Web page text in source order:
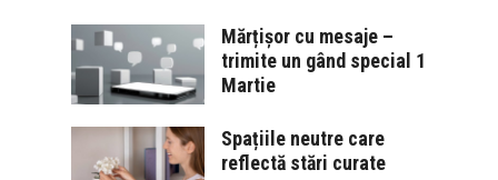
Mărțișor cu mesaje –
trimite un gând special 1
Martie
Spațiile neutre care
reflectă stări curate